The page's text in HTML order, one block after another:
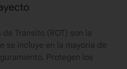
Tránsito (ROT) son la
se incluye en la mayoría de
Protegen los